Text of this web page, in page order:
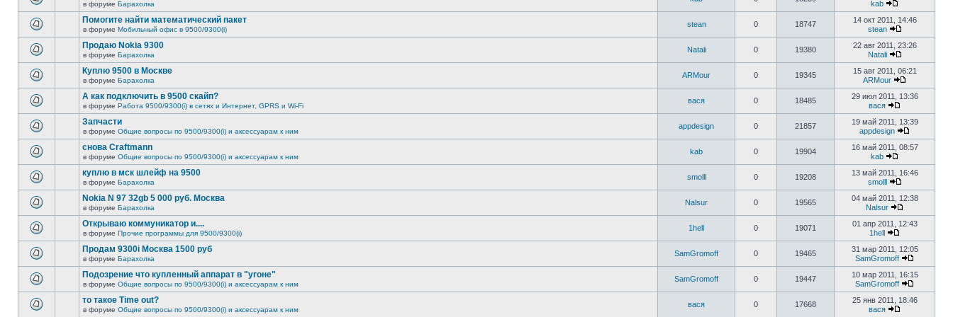
в форуме Барахолка
kab
Помогите найти математический пакет
в форуме Мобильный офис в 9500/9300(i)
stean 0 18747
14 окт 2011, 14:46
stean
Продаю Nokia 9300
в форуме Барахолка
Natali 0 19380
22 авг 2011, 23:26
Natali
Куплю 9500 в Москве
в форуме Барахолка
ARMour 0 19345
15 авг 2011, 06:21
ARMour
А как подключить в 9500 скайп?
в форуме Работа 9500/9300(i) в сетях и Интернет, GPRS и Wi-Fi
вася 0 18485
29 июл 2011, 13:36
вася
Запчасти
в форуме Общие вопросы по 9500/9300(i) и аксессуарам к ним
appdesign 0 21857
19 май 2011, 13:39
appdesign
снова Craftmann
в форуме Общие вопросы по 9500/9300(i) и аксессуарам к ним
kab 0 19904
16 май 2011, 08:57
kab
куплю в мск шлейф на 9500
в форуме Барахолка
smolll 0 19208
13 май 2011, 16:46
smolll
Nokia N 97 32gb 5 000 руб. Москва
в форуме Барахолка
Nalsur 0 19565
04 май 2011, 12:38
Nalsur
Открываю коммуникатор и....
в форуме Прочие программы для 9500/9300(i)
1hell 0 19071
01 апр 2011, 12:43
1hell
Продам 9300i Москва 1500 руб
в форуме Барахолка
SamGromoff 0 19465
31 мар 2011, 12:05
SamGromoff
Подозрение что купленный аппарат в "угоне"
в форуме Общие вопросы по 9500/9300(i) и аксессуарам к ним
SamGromoff 0 19447
10 мар 2011, 16:15
SamGromoff
то такое Time out?
в форуме Общие вопросы по 9500/9300(i) и аксессуарам к ним
вася 0 17668
25 янв 2011, 18:46
вася